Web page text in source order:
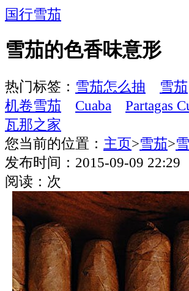
国行雪茄
雪茄的色香味意形
热门标签： 雪茄怎么抽 雪茄
机卷雪茄
Cuaba Partagas
瓦那之家
您当前的位置： 主页>雪茄>
发布时间：2015-09-09 22:29
阅读： 次